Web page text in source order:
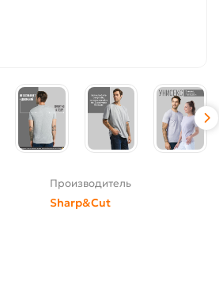
Производитель
Sharp&Cut